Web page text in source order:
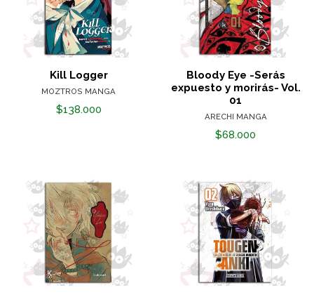
Kill Logger
MOZTROS MANGA
$138.000
Bloody Eye -Serás
expuesto y morirás- Vol.
01
ARECHI MANGA
$68.000